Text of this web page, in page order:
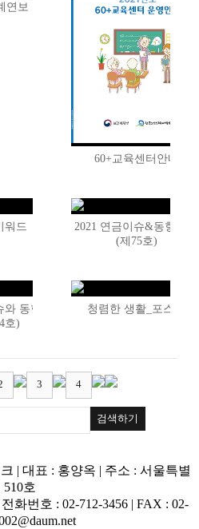
연보
60+교육센터안내
워드
2021 연금이슈&동향분석
(제75호)
동향분석
호)
청렴한 생활_포스터
3 4
검색하기
| 대표 : 홍양옥 | 주소 : 서울특별
호
화번호 : 02-712-3456 | FAX : 02-